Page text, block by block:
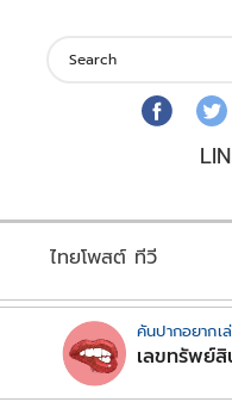
ไทยโพสต์ ทีวี
คันปากอยากเ
เลขทรัพย์สิ